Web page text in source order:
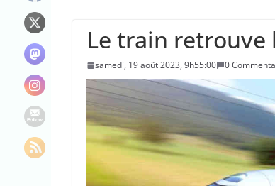
Le maire
Le train retrouve
samedi, 19 août 2023, 9h55:00 0